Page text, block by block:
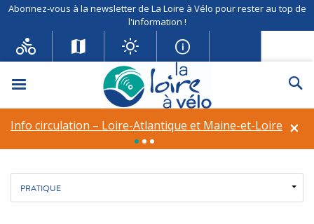
Abonnez-vous à la newsletter de La Loire à Vélo pour rester au top de
l'information !
Menu
×
Info circulation – Loire-Atlantique et Maine-et-Loire
Ferme de la cabinette
Pique-nique Produits alimentaires
de produits
Visites à la ferme
Fil d'ariane
Accueil Découverte de patrimoine Ferme de la cabinette
PRATIQUE